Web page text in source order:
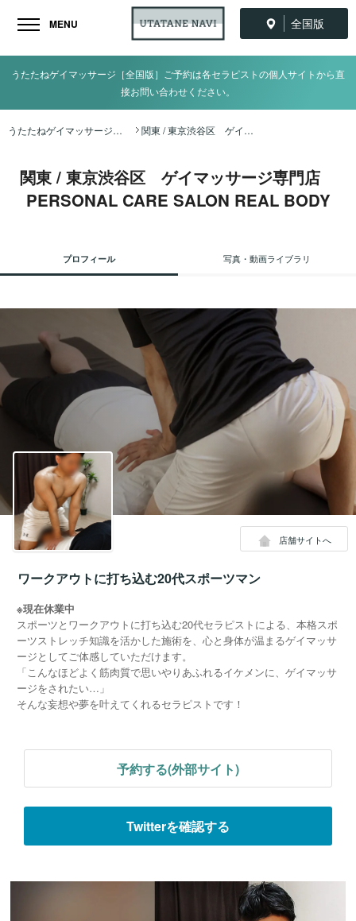
全国版
MENU
うたたねゲイマッサージ［全国版］ご予約は各セラピストの個人サイトから直
接お問い合わせください。
うたたねゲイマッサージ全国ナビ TOP 関東 / 東京渋谷区 ゲイマッサージ専門店 PERSONAL CARE SALON REAL BODY
関東 / 東京渋谷区 ゲイマッサージ専門店
PERSONAL CARE SALON REAL BODY
プロフィール 写真・動画ライブラリ
店舗サイトへ
ワークアウトに打ち込む20代スポーツマン
※現在休業中
スポーツとワークアウトに打ち込む20代セラピストによる、本格スポ
ーツストレッチ知識を活かした施術を、心と身体が温まるゲイマッサ
ージとしてご体感していただけます。
「こんなほどよく筋肉質で思いやりあふれるイケメンに、ゲイマッサ
ージをされたい…」
そんな妄想や夢を叶えてくれるセラピストです！
予約する(外部サイト)
Twitterを確認する